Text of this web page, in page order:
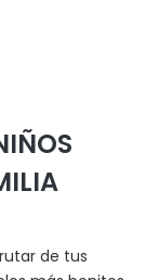
de tus